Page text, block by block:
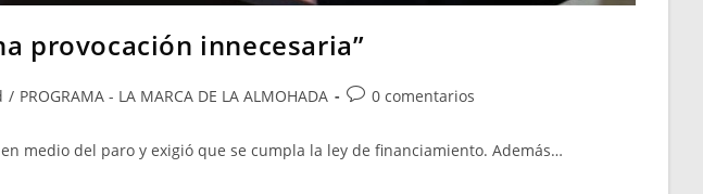
provocación innecesaria”
/ PROGRAMA - LA MARCA DE LA ALMOHADA 0 comentarios
medio del paro y exigió que se cumpla la ley de financiamiento. Además…